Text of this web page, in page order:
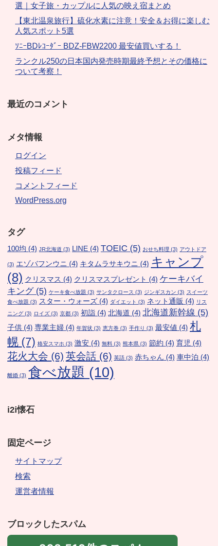
選｜女子旅・カップルに人気の映え宿まとめ
【東北温泉旅行】硫化水素に注意！安全＆お得に楽しむ
人気スポット5選
ｿﾆｰBDﾚｺｰﾀﾞｰ BDZ-FBW2200 最安値買いする！
ランクル250の日本国内発売時期最終予想とその価格に
ついて考察！
最近のコメント
メタ情報
ログイン
投稿フィード
コメントフィード
WordPress.org
タグ
100均 (4) JR北海道 (3) LINE (4) TOEIC (5) おせち料理 (3) アウトドア
(3) エゾバフンウニ (4) キタムラサキウニ (4) キャンプ
(8) クリスマス (4) クリスマスプレゼント (4) ケーキバイ
キング(5) ケーキ食べ放題 (3) サンタクロース (3) ジンギスカン (3) スイーツ
食べ放題 (3) スター・ウォーズ (4) ダイエット (3) ネット通販 (4) リス
ニング (3) ロイズ (3) 京都 (3) 初詣 (4) 北海道 (4) 北海道新幹線 (5)
子供 (4) 専業主婦 (4) 年賀状 (3) 恵方巻 (3) 手作り (3) 最安値 (4) 札
幌 (7) 格安スマホ (3) 激安 (4) 無料 (3) 熊本県 (3) 節約 (4) 育児 (4)
花火大会 (6) 英会話 (6) 英語 (3) 赤ちゃん (4) 車中泊 (4)
離婚 (3) 食べ放題 (10)
i2i懐石
固定ページ
サイトマップ
検索
運営者情報
ブロックしたスパム